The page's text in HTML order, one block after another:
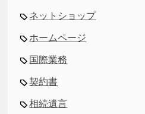
ネットショップ
ホームページ
国際業務
契約書
相続遺言